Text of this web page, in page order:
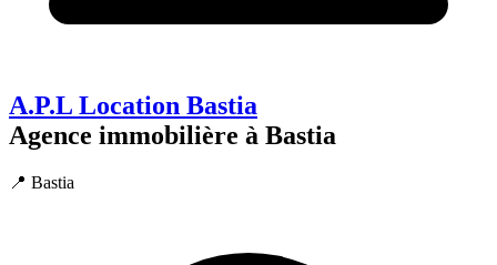
A.P.L Location Bastia
Agence immobilière à Bastia
📍 Bastia